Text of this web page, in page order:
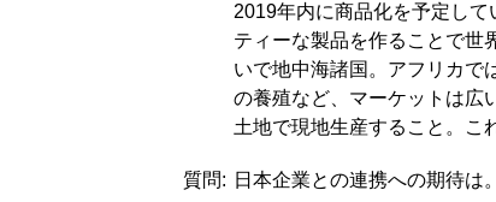
2019年内に商品化を予定し
ティーな製品を作ることで世
いで地中海諸国。アフリカで
の養殖など、マーケットは広
土地で現地生産すること。こ
質問: 日本企業との連携への期待は。